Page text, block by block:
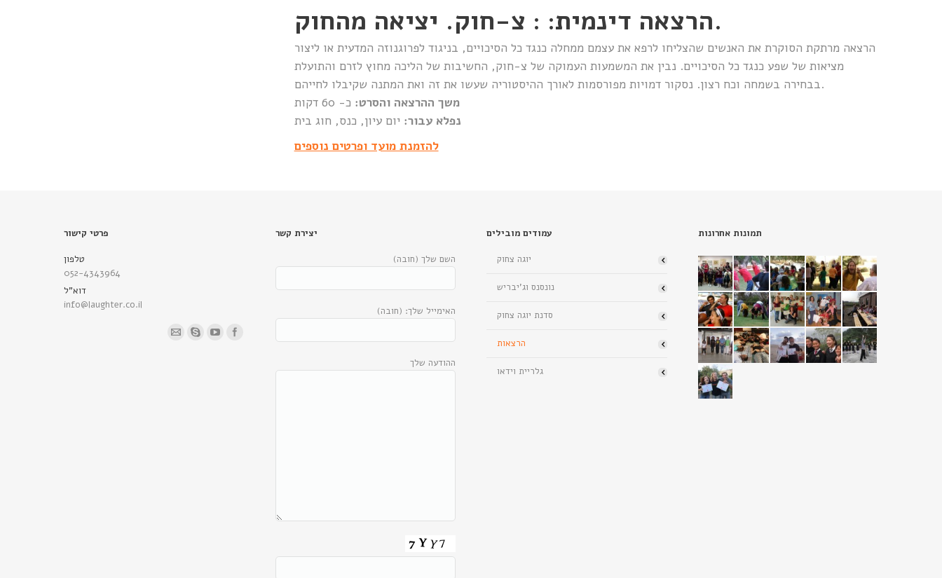
הרצאה דינמית: : צ-חוק. יציאה מהחוק.
הרצאה מרתקת הסוקרת את האנשים שהצליחו לרפא את עצמם ממחלה כנגד כל הסיכויים, בניגוד לפרוגנוזה המדעית או ליצור
מציאות של שפע כנגד כל הסיכויים. נבין את המשמעות העמוקה של צ-חוק, החשיבות של הליכה מחוץ לזרם והתועלת
בבחירה בשמחה וכח רצון. נסקור דמויות מפורסמות לאורך ההיסטוריה שעשו את זה ואת המתנה שקיבלו לחייהם.
משך ההרצאה והסרט: כ- 60 דקות
נפלא עבור: יום עיון, כנס, חוג בית
להזמנת מועד ופרטים נוספים
פרטי קישור
טלפון
052-4343964
דוא"ל
info@laughter.co.il
יצירת קשר
השם שלך (חובה)
האימייל שלך: (חובה)
ההודעה שלך
עמודים מובילים
יוגה צחוק
נונסנס וג’יבריש
סדנת יוגה צחוק
הרצאות
גלריית וידאו
תמונות אחרונות